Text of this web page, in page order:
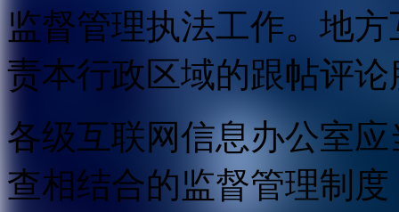
监督管理执法工作。地
责本行政区域的跟帖评
各级互联网信息办公室
查相结合的监督管理制